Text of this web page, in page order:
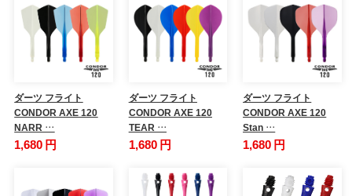
ダーツ フライト
CONDOR AXE 120
NARR …
1,680 円
ダーツ フライト
CONDOR AXE 120
TEAR …
1,680 円
ダーツ フライト
CONDOR AXE 120
Stan …
1,680 円